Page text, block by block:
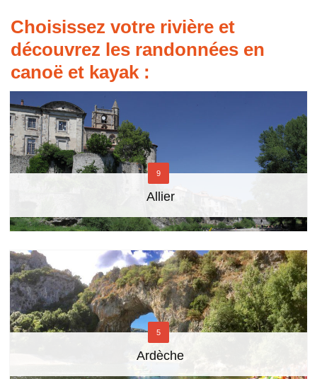
Choisissez votre rivière et
découvrez les randonnées en
canoë et kayak :
Allier
9
Ardèche
5